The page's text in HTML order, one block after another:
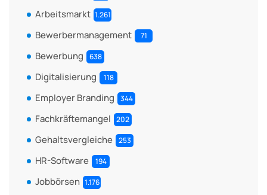
Arbeitsmarkt 1.261
Bewerbermanagement 71
Bewerbung 638
Digitalisierung 118
Employer Branding 344
Fachkräftemangel 202
Gehaltsvergleiche 253
HR-Software 194
Jobbörsen 1.176